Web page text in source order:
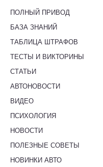
ПОЛНЫЙ ПРИВОД
БАЗА ЗНАНИЙ
ТАБЛИЦА ШТРАФОВ
ТЕСТЫ И ВИКТОРИНЫ
СТАТЬИ
АВТОНОВОСТИ
ВИДЕО
ПСИХОЛОГИЯ
НОВОСТИ
ПОЛЕЗНЫЕ СОВЕТЫ
НОВИНКИ АВТО